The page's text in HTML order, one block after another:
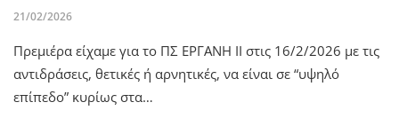
21/02/2026
Πρεμιέρα είχαμε για το ΠΣ ΕΡΓΑΝΗ ΙΙ στις 16/2/2026 με τις
αντιδράσεις, θετικές ή αρνητικές, να είναι σε “υψηλό
επίπεδο” κυρίως στα…